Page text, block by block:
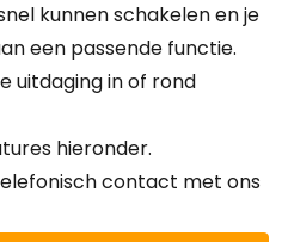
kunnen schakelen en je
een passende functie.
uitdaging in of rond
hieronder.
contact met ons